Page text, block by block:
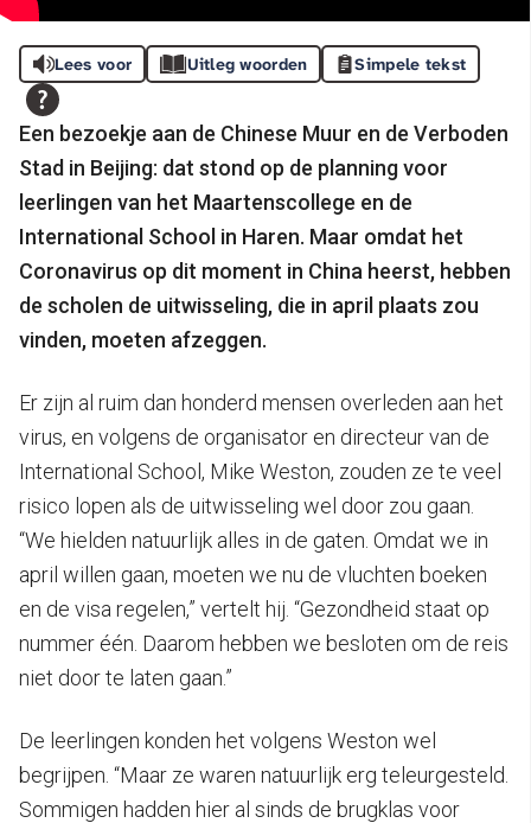
Lees voor Uitleg woorden Simpele tekst
Een bezoekje aan de Chinese Muur en de Verboden
Stad in Beijing: dat stond op de planning voor
leerlingen van het Maartenscollege en de
International School in Haren. Maar omdat het
Coronavirus op dit moment in China heerst, hebben
de scholen de uitwisseling, die in april plaats zou
vinden, moeten afzeggen.
Er zijn al ruim dan honderd mensen overleden aan het
virus, en volgens de organisator en directeur van de
International School, Mike Weston, zouden ze te veel
risico lopen als de uitwisseling wel door zou gaan.
“We hielden natuurlijk alles in de gaten. Omdat we in
april willen gaan, moeten we nu de vluchten boeken
en de visa regelen,” vertelt hij. “Gezondheid staat op
nummer één. Daarom hebben we besloten om de reis
niet door te laten gaan.”
De leerlingen konden het volgens Weston wel
begrijpen. “Maar ze waren natuurlijk erg teleurgesteld.
Sommigen hadden hier al sinds de brugklas voor